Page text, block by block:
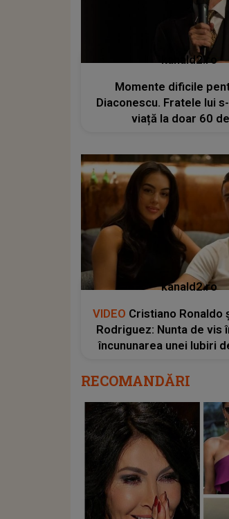
kanald2.ro
Momente dificile
Diaconescu. Fratele lui
viață la doar 60
kanald2.ro
VIDEO Cristiano Ronaldo
Rodriguez: Nunta de vis
încununarea unei Iubiri
RECOMANDĂRI